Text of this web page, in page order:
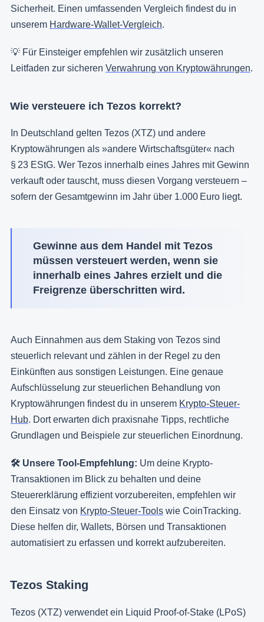
Sicherheit. Einen umfassenden Vergleich findest du in
unserem Hardware-Wallet-Vergleich.
💡 Für Einsteiger empfehlen wir zusätzlich unseren
Leitfaden zur sicheren Verwahrung von Kryptowährungen.
Wie versteuere ich Tezos korrekt?
In Deutschland gelten Tezos (XTZ) und andere
Kryptowährungen als »andere Wirtschaftsgüter« nach
§ 23 EStG. Wer Tezos innerhalb eines Jahres mit Gewinn
verkauft oder tauscht, muss diesen Vorgang versteuern –
sofern der Gesamtgewinn im Jahr über 1.000 Euro liegt.
Gewinne aus dem Handel mit Tezos
müssen versteuert werden, wenn sie
innerhalb eines Jahres erzielt und die
Freigrenze überschritten wird.
Auch Einnahmen aus dem Staking von Tezos sind
steuerlich relevant und zählen in der Regel zu den
Einkünften aus sonstigen Leistungen. Eine genaue
Aufschlüsselung zur steuerlichen Behandlung von
Kryptowährungen findest du in unserem Krypto-Steuer-
Hub. Dort erwarten dich praxisnahe Tipps, rechtliche
Grundlagen und Beispiele zur steuerlichen Einordnung.
🛠️ Unsere Tool-Empfehlung: Um deine Krypto-
Transaktionen im Blick zu behalten und deine
Steuererklärung effizient vorzubereiten, empfehlen wir
den Einsatz von Krypto-Steuer-Tools wie CoinTracking.
Diese helfen dir, Wallets, Börsen und Transaktionen
automatisiert zu erfassen und korrekt aufzubereiten.
Tezos Staking
Tezos (XTZ) verwendet ein Liquid Proof-of-Stake (LPoS)